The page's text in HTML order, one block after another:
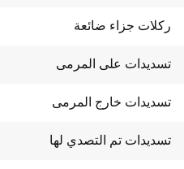
ركلات جزاء ضائعة
تسديدات على المرمى
تسديدات خارج المرمى
تسديدات تم التصدي لها